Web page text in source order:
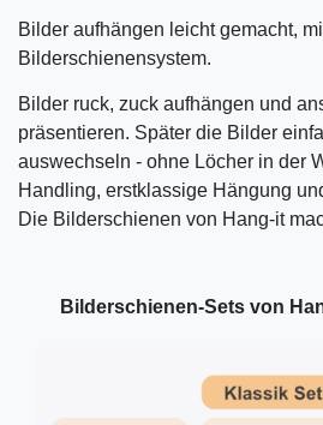
Bilder aufhängen leicht gemacht,
Bilderschienensystem.
Bilder ruck, zuck aufhängen und
präsentieren. Später die Bilder
auswechseln - ohne Löcher in der
Handling, erstklassige Hängung
Die Bilderschienen von Hang-it
Bilderschienen-Sets von